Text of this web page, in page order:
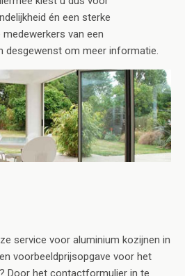
én een sterke
van een
desgewenst om meer informatie.
service voor aluminium kozijnen in
voorbeeldprijsopgave voor het
Door het contactformulier in te